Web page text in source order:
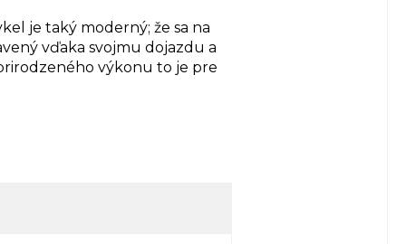
je taký moderný; že sa na
vďaka svojmu dojazdu a
výkonu to je pre